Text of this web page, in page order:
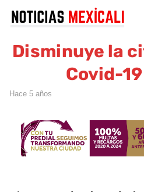
Disminuye la
Covid-
hace 5 años